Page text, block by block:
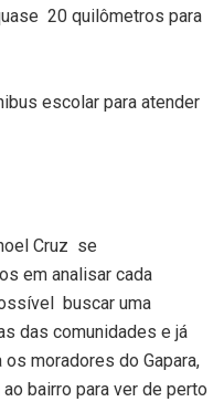
20 quilômetros para
escolar para atender
Cruz se
em analisar cada
buscar uma
das comunidades e já
moradores do Gapara,
bairro para ver de perto